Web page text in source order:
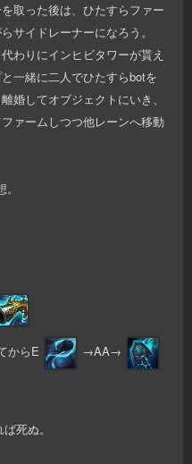
取った後は、ひたすらファー
サイドレーナーになろう。
わりにインヒビタワーが貰え
一緒に二人でひたすらbotを
婚してオブジェクトにいき、
ァームしつつ他レーンへ移動
からE →AA→
死ぬ。